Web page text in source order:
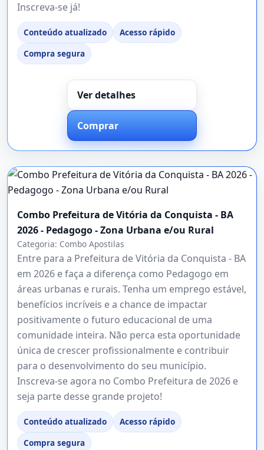
Inscreva-se já!
Conteúdo atualizado
Acesso rápido
Compra segura
Ver detalhes
Comprar
Combo Prefeitura de Vitória da Conquista - BA
2026 - Pedagogo - Zona Urbana e/ou Rural
Categoria: Combo Apostilas
Entre para a Prefeitura de Vitória da Conquista - BA
em 2026 e faça a diferença como Pedagogo em
áreas urbanas e rurais. Tenha um emprego estável,
benefícios incríveis e a chance de impactar
positivamente o futuro educacional de uma
comunidade inteira. Não perca esta oportunidade
única de crescer profissionalmente e contribuir
para o desenvolvimento do seu município.
Inscreva-se agora no Combo Prefeitura de 2026 e
seja parte desse grande projeto!
Conteúdo atualizado
Acesso rápido
Compra segura